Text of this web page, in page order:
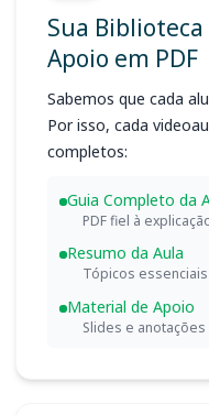
Sua Biblioteca
Apoio em PDF
Sabemos que cada
Por isso, cada
completos:
Guia Completo da
PDF fiel à
Resumo da Aula
Tópicos
Material de Apoio
Slides e